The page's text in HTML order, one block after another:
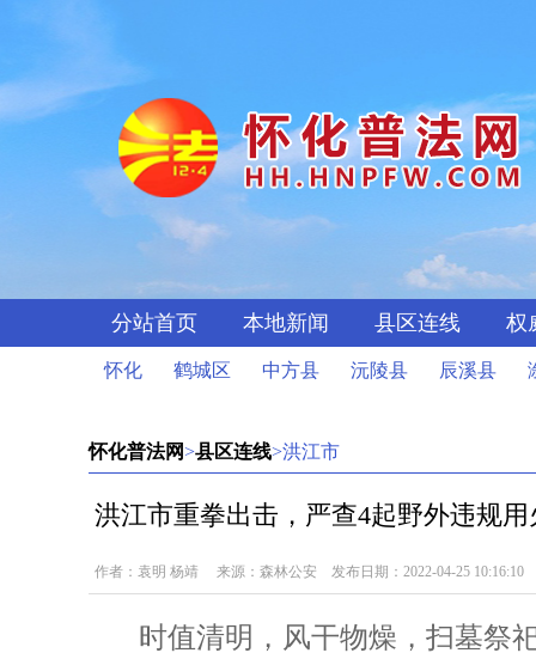
分站首页 本地新闻 县区连线 权
怀化 鹤城区 中方县 沅陵县 辰溪县
怀化普法网>县区连线>洪江市
洪江市重拳出击，严查4起野外违规用
作者：袁明 杨靖 来源：森林公安 发布日期：2022-04-25 10:16:10
时值清明，风干物燥，扫墓祭